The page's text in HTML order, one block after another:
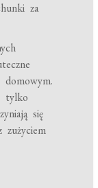
za
domowym.
tylko
się
zużyciem